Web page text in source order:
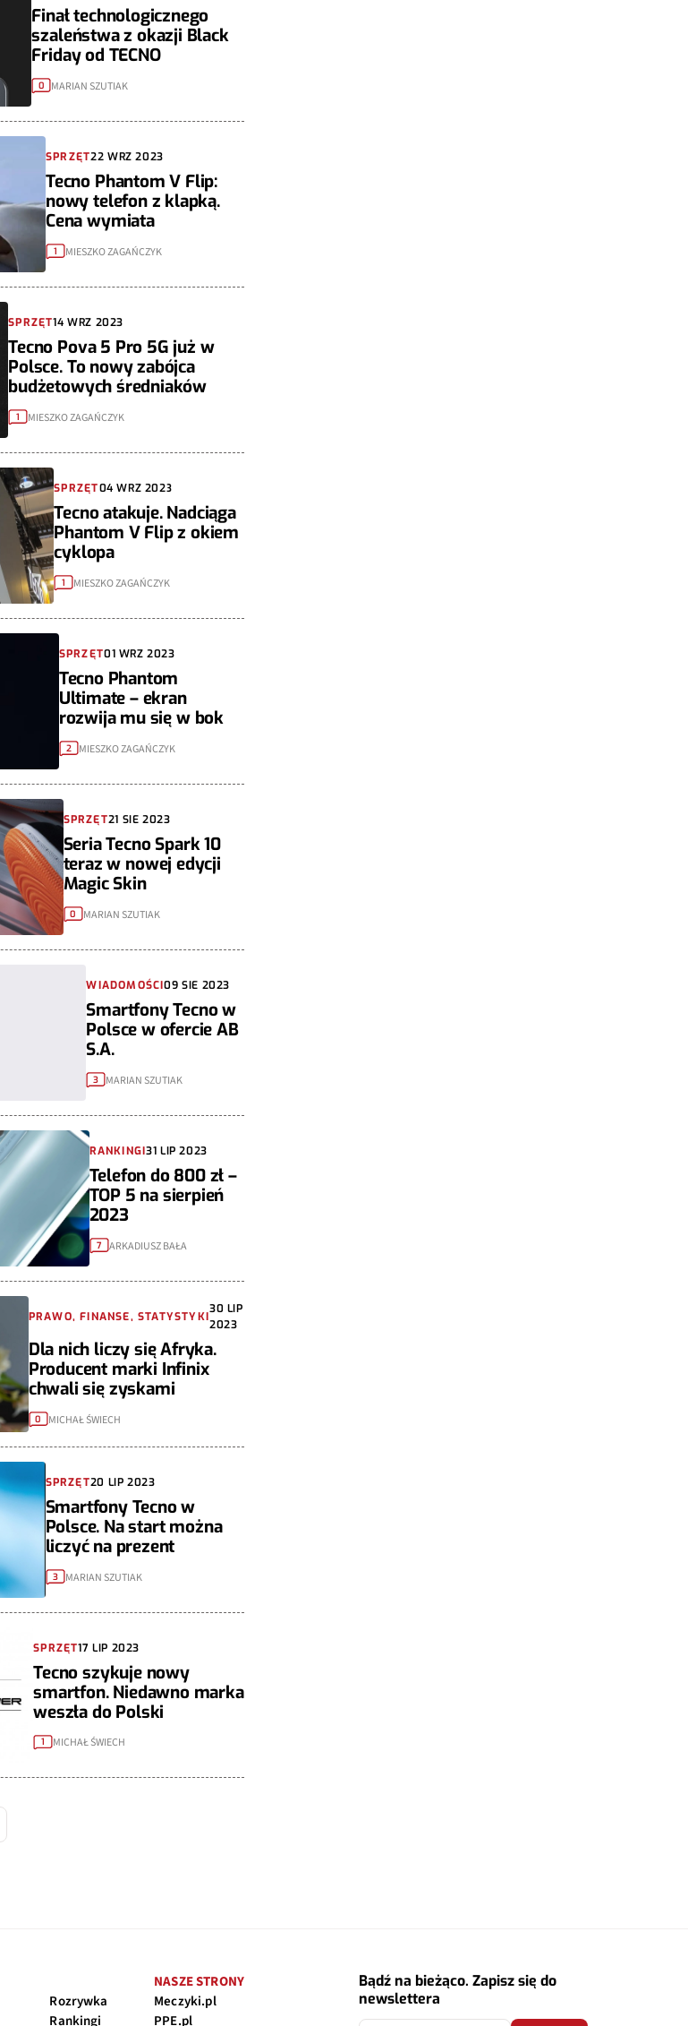
Finał technologicznego
szaleństwa z okazji Black
Friday od TECNO
0 MARIAN SZUTIAK
SPRZĘT22 WRZ 2023
Tecno Phantom V Flip:
nowy telefon z klapką.
Cena wymiata
1 MIESZKO ZAGAŃCZYK
SPRZĘT14 WRZ 2023
Tecno Pova 5 Pro 5G już w
Polsce. To nowy zabójca
budżetowych średniaków
1 MIESZKO ZAGAŃCZYK
SPRZĘT04 WRZ 2023
Tecno atakuje. Nadciąga
Phantom V Flip z okiem
cyklopa
1 MIESZKO ZAGAŃCZYK
SPRZĘT01 WRZ 2023
Tecno Phantom
Ultimate – ekran
rozwija mu się w bok
2 MIESZKO ZAGAŃCZYK
SPRZĘT21 SIE 2023
Seria Tecno Spark 10
teraz w nowej edycji
Magic Skin
0 MARIAN SZUTIAK
WIADOMOŚCI09 SIE 2023
Smartfony Tecno w
Polsce w ofercie AB
S.A.
3 MARIAN SZUTIAK
RANKINGI31 LIP 2023
Telefon do 800 zł –
TOP 5 na sierpień
2023
7 ARKADIUSZ BAŁA
PRAWO, FINANSE, STATYSTYKI
30 LIP
2023
Dla nich liczy się Afryka.
Producent marki Infinix
chwali się zyskami
0 MICHAŁ ŚWIECH
SPRZĘT20 LIP 2023
Smartfony Tecno w
Polsce. Na start można
liczyć na prezent
3 MARIAN SZUTIAK
SPRZĘT17 LIP 2023
Tecno szykuje nowy
smartfon. Niedawno marka
weszła do Polski
1 MICHAŁ ŚWIECH
Rozrywka
Rankingi
NASZE STRONY
Meczyki.pl
PPE.pl
Bądź na bieżąco. Zapisz się do
newslettera